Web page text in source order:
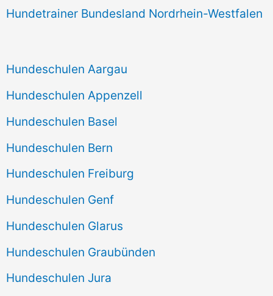
Hundetrainer Bundesland Nordrhein-Westfalen
Hundeschulen Aargau
Hundeschulen Appenzell
Hundeschulen Basel
Hundeschulen Bern
Hundeschulen Freiburg
Hundeschulen Genf
Hundeschulen Glarus
Hundeschulen Graubünden
Hundeschulen Jura